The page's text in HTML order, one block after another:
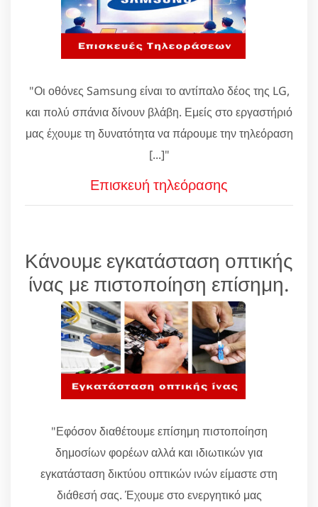
"Οι οθόνες Samsung είναι το αντίπαλο δέος της LG,
και πολύ σπάνια δίνουν βλάβη. Εμείς στο εργαστήριό
μας έχουμε τη δυνατότητα να πάρουμε την τηλεόραση
[...]"
Επισκευή τηλεόρασης
Κάνουμε εγκατάσταση οπτικής
ίνας με πιστοποίηση επίσημη.
"Εφόσον διαθέτουμε επίσημη πιστοποίηση
δημοσίων φορέων αλλά και ιδιωτικών για
εγκατάσταση δικτύου οπτικών ινών είμαστε στη
διάθεσή σας. Έχουμε στο ενεργητικό μας